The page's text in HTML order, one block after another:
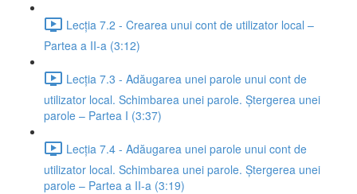
Lecția 7.2 - Crearea unui cont de utilizator local –
Partea a II-a (3:12)
Lecția 7.3 - Adăugarea unei parole unui cont de
utilizator local. Schimbarea unei parole. Ștergerea unei
parole – Partea I (3:37)
Lecția 7.4 - Adăugarea unei parole unui cont de
utilizator local. Schimbarea unei parole. Ștergerea unei
parole – Partea a II-a (3:19)